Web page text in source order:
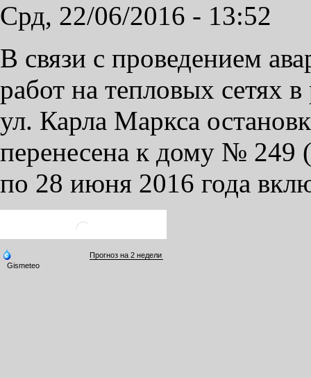
Срд, 22/06/2016 - 13:52
В связи с проведением
работ на тепловых сетях
ул. Карла Маркса
перенесена к дому № 249
по 28 июня 2016 года